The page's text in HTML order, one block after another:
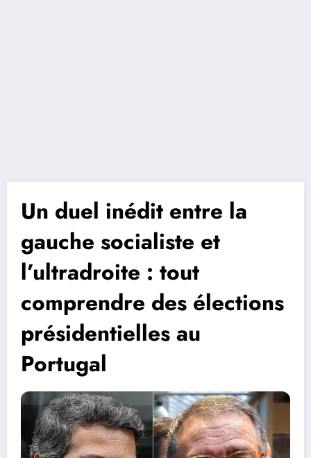
Un duel inédit entre la
gauche socialiste et
l’ultradroite : tout
comprendre des élections
présidentielles au
Portugal